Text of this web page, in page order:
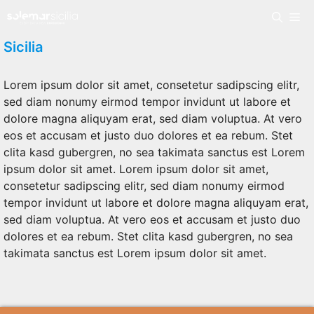
contenuto
Sicilia
Lorem ipsum dolor sit amet, consetetur sadipscing elitr,
sed diam nonumy eirmod tempor invidunt ut labore et
dolore magna aliquyam erat, sed diam voluptua. At vero
eos et accusam et justo duo dolores et ea rebum. Stet
clita kasd gubergren, no sea takimata sanctus est Lorem
ipsum dolor sit amet. Lorem ipsum dolor sit amet,
consetetur sadipscing elitr, sed diam nonumy eirmod
tempor invidunt ut labore et dolore magna aliquyam erat,
sed diam voluptua. At vero eos et accusam et justo duo
dolores et ea rebum. Stet clita kasd gubergren, no sea
takimata sanctus est Lorem ipsum dolor sit amet.